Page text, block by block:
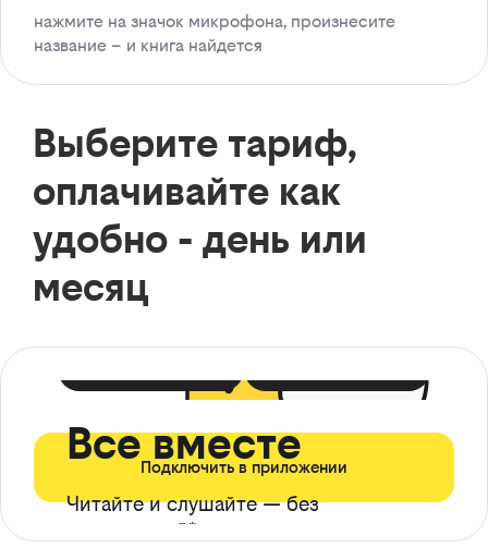
нажмите на значок микрофона, произнесите
название – и книга найдется
Выберите тариф,
оплачивайте как
удобно - день или
месяц
Все вместе
Читайте и слушайте — без
ограничений*
Подключить в приложении